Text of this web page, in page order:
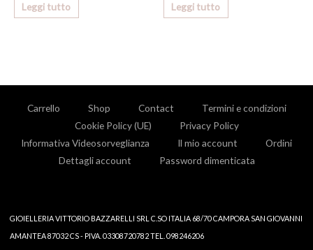
Leggi tutto Leggi tutto
Carrello Shop Contact
Termini e condizioni
Cookie Policy (UE)
Privacy Policy
Informativa Videosorveglianza
Il mio account
Ordini
Dettagli account
Password dimenticata
GIOIELLERIA VITTORIO BAZZARELLI SRL C.SO ITALIA 68/70 CAMPORA SAN GIOVANNI
AMANTEA 87032 CS - PIVA. 03308720782 TEL. 098246206